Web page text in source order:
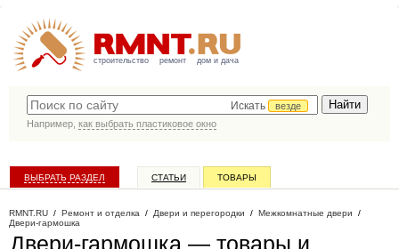
строительство ремонт дом и дача
Искать
везде
Например, как выбрать пластиковое окно
ВЫБРАТЬ РАЗДЕЛ СТАТЬИ ТОВАРЫ
RMNT.RU / Ремонт и отделка / Двери и перегородки / Межкомнатные двери /
Двери-гармошка
Двери-гармошка — товары и